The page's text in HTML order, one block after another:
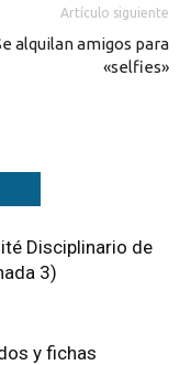
Artículo siguiente
alquilan amigos para
«selfies»
Disciplinario de
3)
y fichas